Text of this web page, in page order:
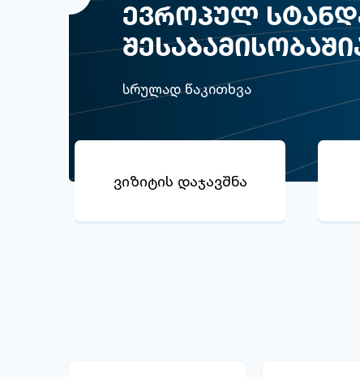
ფარგლებში
შეხვედრაში
სრულად წაკითხვა
ევროპულ
სრულად წაკითხვა
ვიზიტის დაჯავშნა